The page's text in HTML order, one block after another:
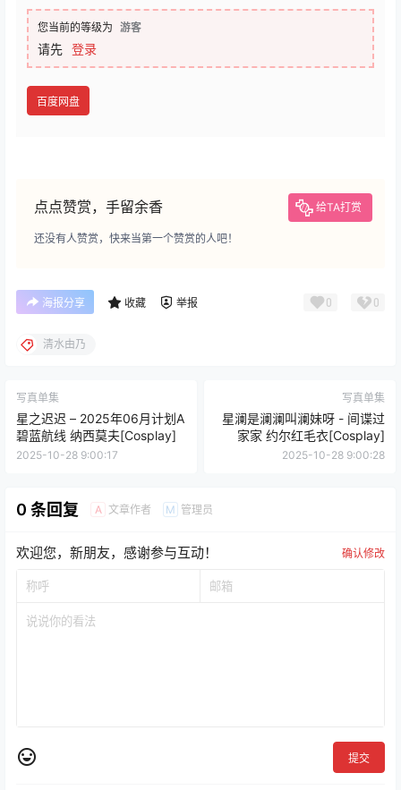
您当前的等级为 游客
请先 登录
百度网盘
点点赞赏，手留余香 给TA打赏
还没有人赞赏，快来当第一个赞赏的人吧！
海报分享 收藏 举报 0 0
清水由乃
写真单集
星之迟迟 – 2025年06月计划A
碧蓝航线 纳西莫夫[Cosplay]
2025-10-28 9:00:17
写真单集
星澜是澜澜叫澜妹呀 - 间谍过
家家 约尔红毛衣[Cosplay]
2025-10-28 9:00:28
0 条回复 A 文章作者 M 管理员
欢迎您，新朋友，感谢参与互动！ 确认修改
提交